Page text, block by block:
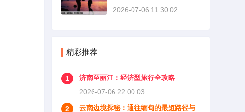
2026-07-06 11:30:02
精彩推荐
1
济南至丽江：经济型旅行全攻略
2026-07-06 22:00:03
2
云南边境探秘：通往缅甸的最短路径与